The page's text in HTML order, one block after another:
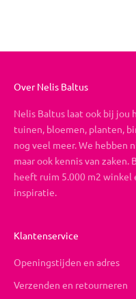
Over Nelis Baltus
Nelis Baltus laat ook bij jou
tuinen, bloemen, planten,
nog veel meer. We hebben
maar ook kennis van zaken.
heeft ruim 5.000 m2
inspiratie.
Klantenservice
Openingstijden en adres
Verzenden en retourneren